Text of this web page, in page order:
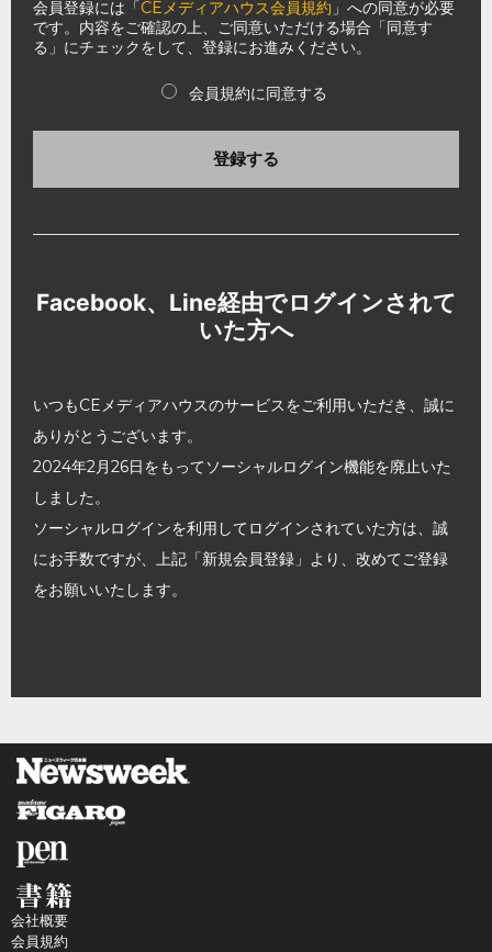
会員登録には「CEメディアハウス会員規約 」への同意が必要
です。内容をご確認の上、ご同意いただける場合「同意す
る」にチェックをして、登録にお進みください。
会員規約に同意する
登録する
Facebook、Line経由でログインされて
いた方へ
いつもCEメディアハウスのサービスをご利用いただき、誠に
ありがとうございます。
2024年2月26日をもってソーシャルログイン機能を廃止いた
しました。
ソーシャルログインを利用してログインされていた方は、誠
にお手数ですが、上記「新規会員登録」より、改めてご登録
をお願いいたします。
会社概要
会員規約